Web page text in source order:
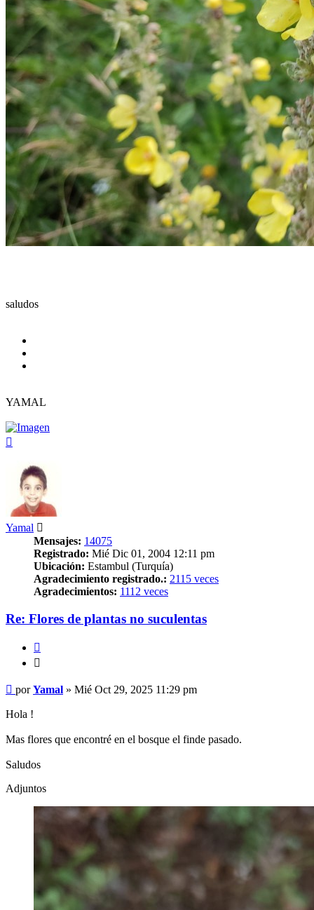
saludos
YAMAL
Yamal
Mensajes: 14075
Registrado: Mié Dic 01, 2004 12:11 pm
Ubicación: Estambul (Turquía)
Agradecimiento registrado.: 2115 veces
Agradecimientos: 1112 veces
Re: Flores de plantas no suculentas
Mensaje
porYamal » Mié Oct 29, 2025 11:29 pm
Hola !
Mas flores que encontré en el bosque el finde pasado.
Saludos
Adjuntos